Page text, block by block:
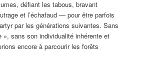
défiant les tabous, bravant
et l’échafaud — pour être parfois
par les générations suivantes. Sans
», sans son individualité inhérente et
encore à parcourir les forêts